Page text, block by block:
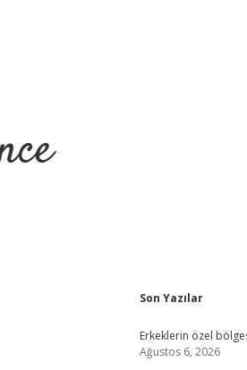
Sidebar
Son Yazılar
Erkeklerin özel
Ağustos 6, 2026